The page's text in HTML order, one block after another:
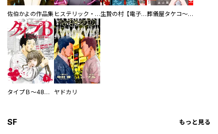
佐伯かよの作品集 ヒステリック・ハーレム～搾られる男と堕ちる女～【電子単行本版】 生贄の村【電子単行本版】 葬儀屋タケコ～あなたの最期、叶えます【電子単行本版】
タイプＢ～48時間後、致死率100％～【単話】 ヤドカリ
SF もっと見る